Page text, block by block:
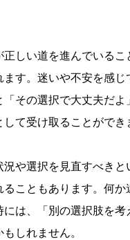
正しい道を進んでいるこ
ます。迷いや不安を感じ
「その選択で大丈夫だよ
て受け取ることができ
況や選択を見直すべきと
ることもあります。何か
には、「別の選択肢を考
しれません。